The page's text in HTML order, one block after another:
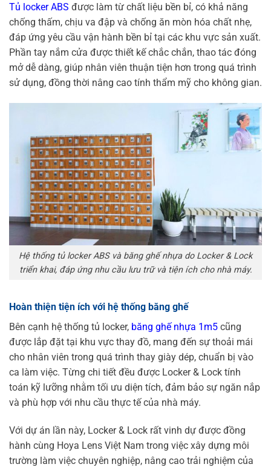
Tủ locker ABS được làm từ chất liệu bền bỉ, có khả năng
chống thấm, chịu va đập và chống ăn mòn hóa chất nhẹ,
đáp ứng yêu cầu vận hành bền bỉ tại các khu vực sản xuất.
Phần tay nắm cửa được thiết kế chắc chắn, thao tác đóng
mở dễ dàng, giúp nhân viên thuận tiện hơn trong quá trình
sử dụng, đồng thời nâng cao tính thẩm mỹ cho không gian.
Hệ thống tủ locker ABS và băng ghế nhựa do Locker & Lock
triển khai, đáp ứng nhu cầu lưu trữ và tiện ích cho nhà máy.
Hoàn thiện tiện ích với hệ thống băng ghế
Bên cạnh hệ thống tủ locker, băng ghế nhựa 1m5 cũng
được lắp đặt tại khu vực thay đồ, mang đến sự thoải mái
cho nhân viên trong quá trình thay giày dép, chuẩn bị vào
ca làm việc. Từng chi tiết đều được Locker & Lock tính
toán kỹ lưỡng nhằm tối ưu diện tích, đảm bảo sự ngăn nắp
và phù hợp với nhu cầu thực tế của nhà máy.
Với dự án lần này, Locker & Lock rất vinh dự được đồng
hành cùng Hoya Lens Việt Nam trong việc xây dựng môi
trường làm việc chuyên nghiệp, nâng cao trải nghiệm của